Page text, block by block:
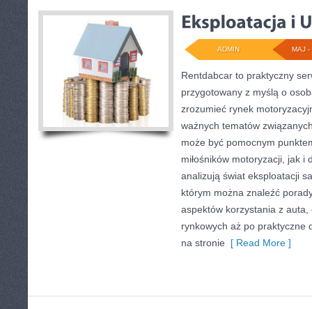
MAJ -
ADMIN
Rentdabcar to praktyczny
przygotowany z myślą o
zrozumieć rynek
ważnych tematów
może być pomocnym
miłośników motoryzacji, jak i
analizują świat eksploatacji
którym można znaleźć
aspektów korzystania z
rynkowych aż po praktyczne
na stronie [ Read More ]